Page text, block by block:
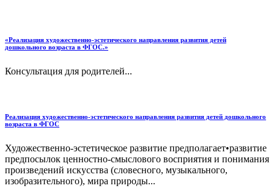
«Реализация художественно-эстетического направления развития детей
дошкольного возраста в ФГОС.»
Консультация для родителей...
Реализация художественно-эстетического направления развития детей дошкольного
возраста в ФГОС
Художественно-эстетическое развитие предполагает•развитие
предпосылок ценностно-смыслового восприятия и понимания
произведений искусства (словесного, музыкального,
изобразительного), мира природы...